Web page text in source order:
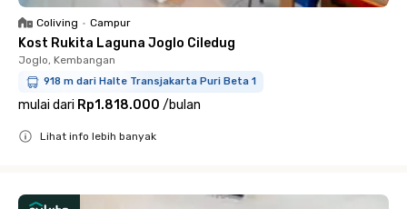
Coliving • Campur
Kost Rukita Laguna Joglo Ciledug
Joglo, Kembangan
918 m dari Halte Transjakarta Puri Beta 1
mulai dari Rp1.818.000 /bulan
Lihat info lebih banyak